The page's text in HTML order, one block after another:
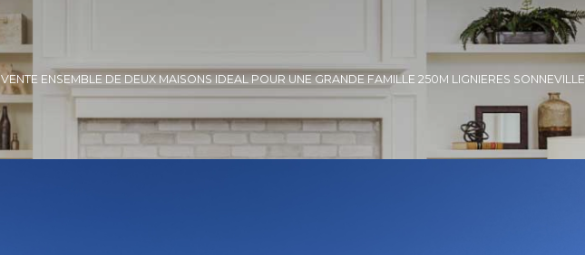
VENTE ENSEMBLE DE DEUX MAISONS IDEAL POUR UNE GRANDE FAMILLE 250M LIGNIERES SONNEVILLE